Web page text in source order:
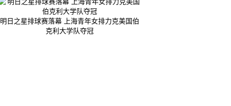
明日之星排球赛落幕 上海青年女排力克美国伯
克利大学队夺冠